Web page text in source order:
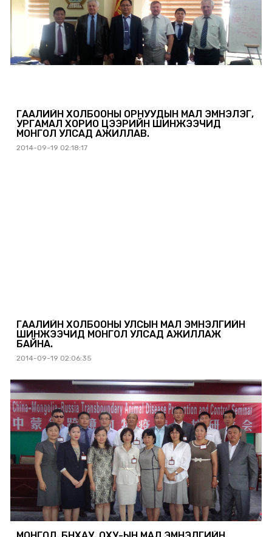
ГААЛИЙН ХОЛБООНЫ ОРНУУДЫН МАЛ ЭМНЭЛЭГ,
УРГАМАЛ ХОРИО ЦЭЭРИЙН ШИНЖЭЭЧИД
МОНГОЛ УЛСАД АЖИЛЛАВ.
2014-09-19 02:18:17
ГААЛИЙН ХОЛБООНЫ УЛСЫН МАЛ ЭМНЭЛГИЙН
ШИНЖЭЭЧИД МОНГОЛ УЛСАД АЖИЛЛАЖ
БАЙНА.
2014-09-19 02:06:35